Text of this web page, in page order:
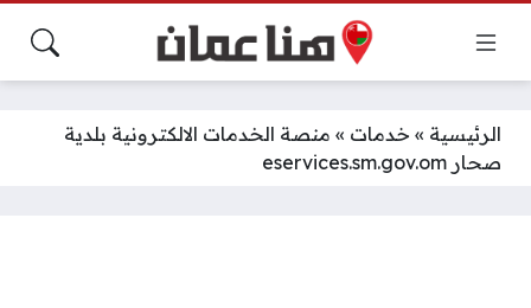
الرئيسية » خدمات » منصة الخدمات الالكترونية بلدية
صحار eservices.sm.gov.om